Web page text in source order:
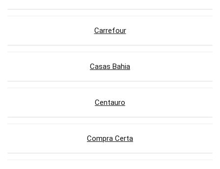
Carrefour
Casas Bahia
Centauro
Compra Certa